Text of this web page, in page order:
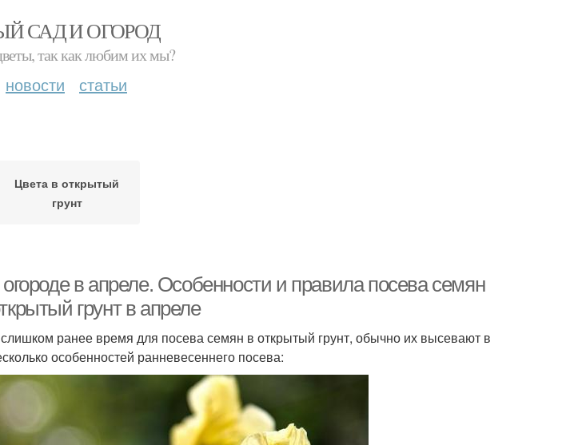
САД И ОГОРОД
так как любим их мы?
новости статьи
Цвета в открытый
грунт
в апреле. Особенности и правила посева семян
грунт в апреле
ранее время для посева семян в открытый грунт, обычно их высевают в
особенностей ранневесеннего посева: